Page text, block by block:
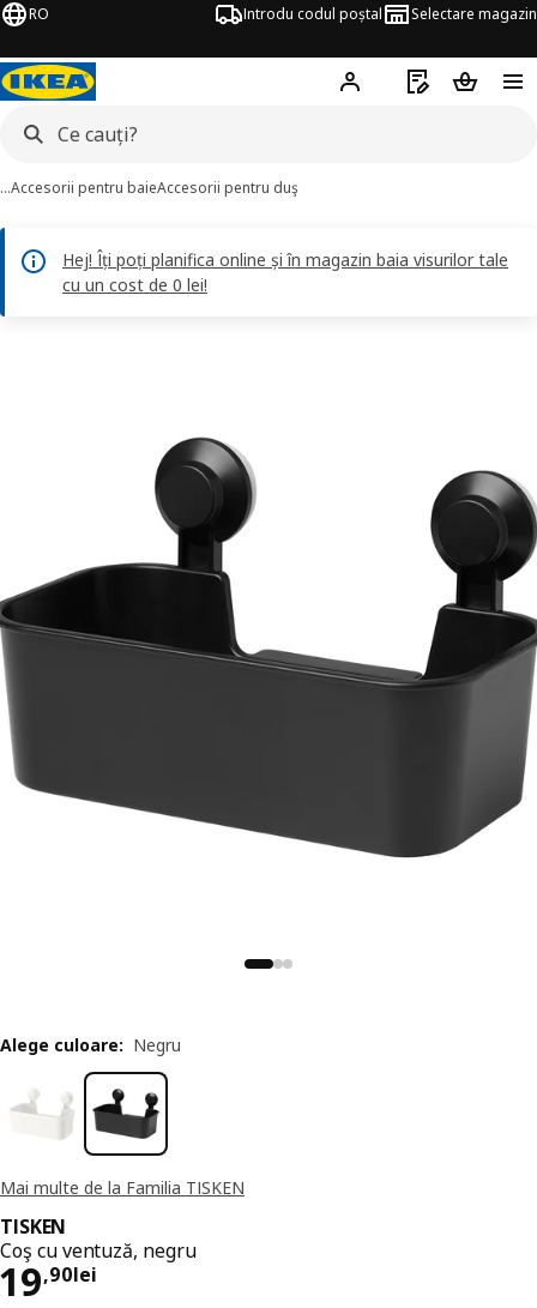
RO Introdu codul poștal Selectare magazin
Hej! Autentifică-te
Listă deCoșul de
…Accesorii pentru baieAccesorii pentru duş
Hej! Îți poți planifica online și în magazin baia visurilor tale
cu un cost de 0 lei!
Mai multe de la Familia TISKEN
TISKEN
Coş cu ventuză, negru
19,90lei
Preț 19,90lei
Alege culoare: Negru